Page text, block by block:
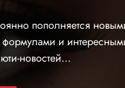
пополняется
и
новостей…